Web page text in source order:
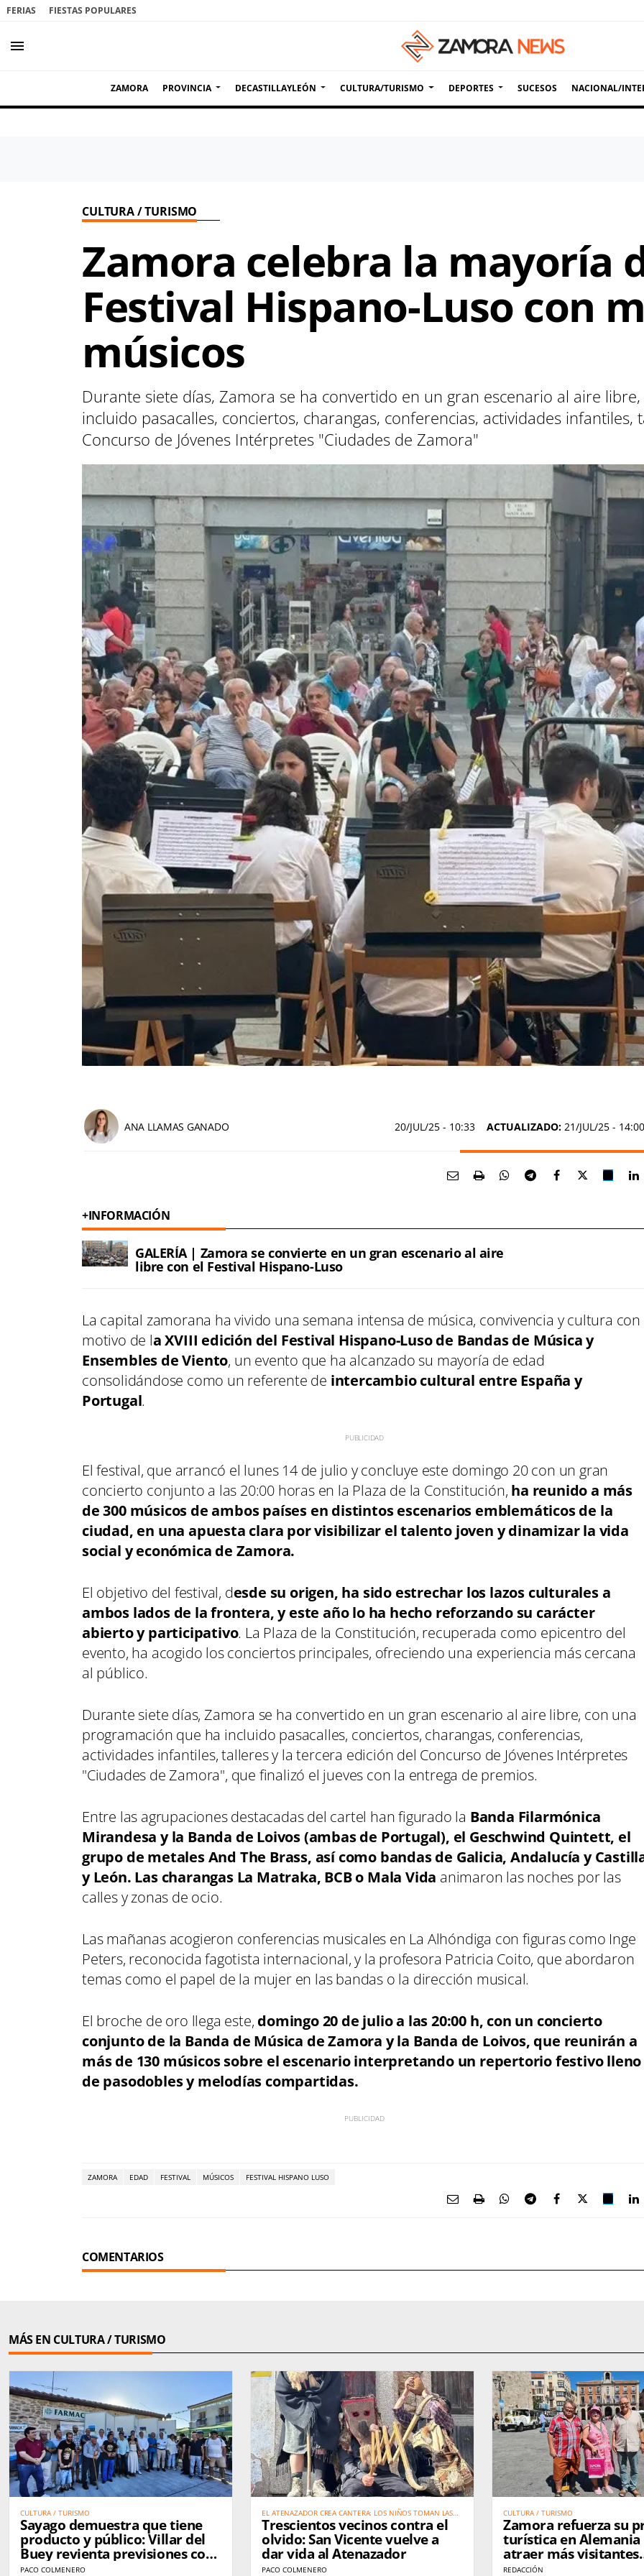
FERIAS FIESTAS POPULARES
menu
ZAMORA PROVINCIA DECASTILLAYLEÓN CULTURA/TURISMO DEPORTES SUCESOS NACIONAL/
CULTURA / TURISMO
Zamora celebra la mayoría
Festival Hispano-Luso con
músicos
Durante siete días, Zamora se ha convertido en un gran escenario al aire
incluido pasacalles, conciertos, charangas, conferencias, actividades
Concurso de Jóvenes Intérpretes "Ciudades de Zamora"
ANA LLAMAS GANADO 20/JUL/25 - 10:33 ACTUALIZADO: 21/JUL/25 - 14:00
+INFORMACIÓN
GALERÍA | Zamora se convierte en un gran escenario al aire
libre con el Festival Hispano-Luso
La capital zamorana ha vivido una semana intensa de música, convivencia y cultura con
motivo de la XVIII edición del Festival Hispano-Luso de Bandas de Música y
Ensembles de Viento, un evento que ha alcanzado su mayoría de edad
consolidándose como un referente de intercambio cultural entre España y
Portugal.
El festival, que arrancó el lunes 14 de julio y concluye este domingo 20 con un gran
concierto conjunto a las 20:00 horas en la Plaza de la Constitución, ha reunido a más
de 300 músicos de ambos países en distintos escenarios emblemáticos de la
ciudad, en una apuesta clara por visibilizar el talento joven y dinamizar la vida
social y económica de Zamora.
El objetivo del festival, desde su origen, ha sido estrechar los lazos culturales a
ambos lados de la frontera, y este año lo ha hecho reforzando su carácter
abierto y participativo. La Plaza de la Constitución, recuperada como epicentro del
evento, ha acogido los conciertos principales, ofreciendo una experiencia más cercana
al público.
Durante siete días, Zamora se ha convertido en un gran escenario al aire libre, con una
programación que ha incluido pasacalles, conciertos, charangas, conferencias,
actividades infantiles, talleres y la tercera edición del Concurso de Jóvenes Intérpretes
"Ciudades de Zamora", que finalizó el jueves con la entrega de premios.
Entre las agrupaciones destacadas del cartel han figurado la Banda Filarmónica
Mirandesa y la Banda de Loivos (ambas de Portugal), el Geschwind Quintett, el
grupo de metales And The Brass, así como bandas de Galicia, Andalucía y
y León. Las charangas La Matraka, BCB o Mala Vida animaron las noches por las
calles y zonas de ocio.
Las mañanas acogieron conferencias musicales en La Alhóndiga con figuras como Inge
Peters, reconocida fagotista internacional, y la profesora Patricia Coito, que abordaron
temas como el papel de la mujer en las bandas o la dirección musical.
El broche de oro llega este, domingo 20 de julio a las 20:00 h, con un concierto
conjunto de la Banda de Música de Zamora y la Banda de Loivos, que reunirán a
más de 130 músicos sobre el escenario interpretando un repertorio festivo lleno
de pasodobles y melodías compartidas.
ZAMORA EDAD FESTIVAL MÚSICOS FESTIVAL HISPANO LUSO
COMENTARIOS
MÁS EN CULTURA / TURISMO
CULTURA / TURISMO
Sayago demuestra que tiene
producto y público: Villar del
Buey revienta previsiones con
su Burger Fest
PACO COLMENERO
EL ATENAZADOR CREA CANTERA: LOS NIÑOS TOMAN LAS
CALLES DE SAN VICENTE PARA SALVAR UNA TRADICIÓN
Trescientos vecinos contra el
olvido: San Vicente vuelve a
dar vida al Atenazador
PACO COLMENERO
CULTURA / TURISMO
Zamora refuerza su
turística en Alemania
atraer más visitantes
internacionales
REDACCIÓN